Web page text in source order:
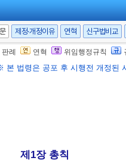
개정]
제정·개정이유 연혁 신구법비교
판례 연혁 위임행정규칙
본 법령은 공포 후 시행전 개정된
제1장 총칙